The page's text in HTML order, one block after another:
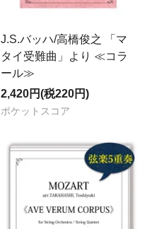
J.S.バッハ/高橋俊之 「マ
タイ受難曲」より ≪コラ
ール≫
2,420円(税220円)
ポケットスコア